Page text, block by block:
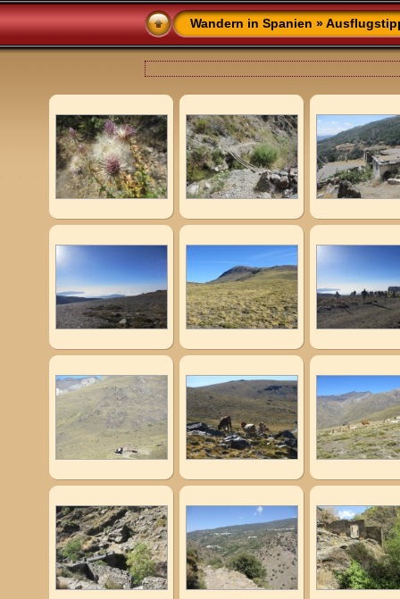
Wandern in Spanien »